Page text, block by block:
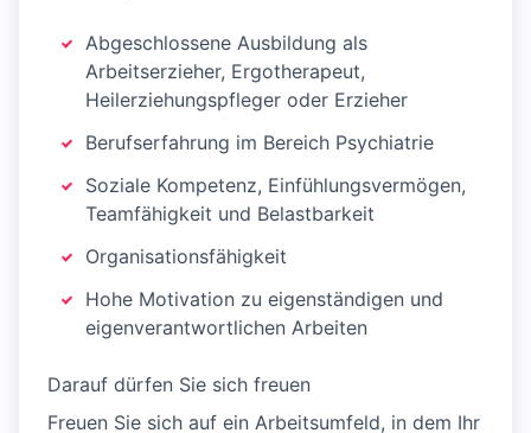
Abgeschlossene Ausbildung als
Arbeitserzieher, Ergotherapeut,
Heilerziehungspfleger oder Erzieher
Berufserfahrung im Bereich Psychiatrie
Soziale Kompetenz, Einfühlungsvermögen,
Teamfähigkeit und Belastbarkeit
Organisationsfähigkeit
Hohe Motivation zu eigenständigen und
eigenverantwortlichen Arbeiten
Darauf dürfen Sie sich freuen
Freuen Sie sich auf ein Arbeitsumfeld, in dem Ihr